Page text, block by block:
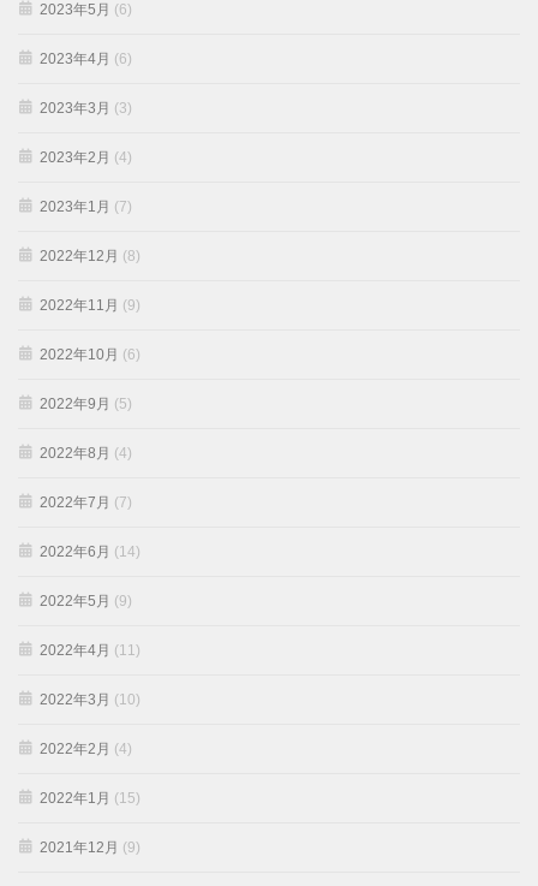
2023年5月 (6)
2023年4月 (6)
2023年3月 (3)
2023年2月 (4)
2023年1月 (7)
2022年12月 (8)
2022年11月 (9)
2022年10月 (6)
2022年9月 (5)
2022年8月 (4)
2022年7月 (7)
2022年6月 (14)
2022年5月 (9)
2022年4月 (11)
2022年3月 (10)
2022年2月 (4)
2022年1月 (15)
2021年12月 (9)